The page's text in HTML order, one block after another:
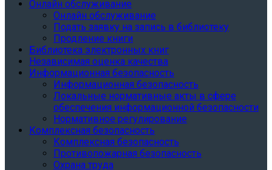
Онлайн обслуживание
Онлайн обслуживание
Подать заявку на запись в библиотеку
Продление книги
Библиотека электронных книг
Независимая оценка качества
Информационная безопасность
Информационная безопасность
Локальные нормативные акты в сфере
обеспечения информационной безопасности
Нормативное регулирование
Комплексная безопасность
Комплексная безопасность
Противопожарная безопасность
Охрана труда